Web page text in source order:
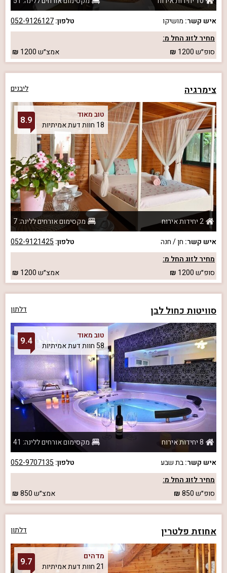
איש קשר: מושיקו טלפון:052-9126127
מחיר לזוג החל מ:
סופ״ש1200 אמצ״ש1200
צימרגיה ליבנים
טוב מאוד
18 חוות דעת אמיתיות
8.9
2 יחידות אירוח
מקסימום אורחים ללינה: 7
איש קשר: חן / חנה טלפון: 052-9121425
מחיר לזוג החל מ:
סופ״ש1200 אמצ״ש1200
סוויטות כחול לבן דלתון
טוב מאוד
58 חוות דעת אמיתיות
9.4
8 יחידות אירוח
מקסימום אורחים ללינה: 41
איש קשר:בת שבע טלפון: 052-9707135
מחיר לזוג החל מ:
סופ״ש850 אמצ״ש850
אחוזת פלטרין דלתון
מדהים
21 חוות דעת אמיתיות
9.7